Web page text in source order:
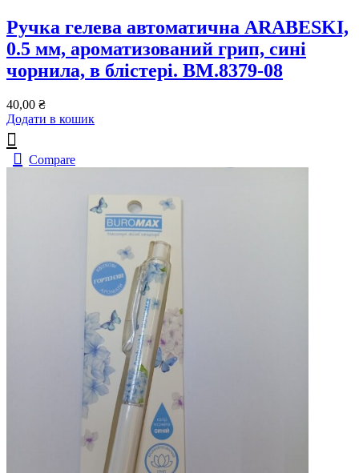
Ручка гелева автоматична ARABESKI,
0.5 мм, ароматизований грип, сині
чорнила, в блістері. BM.8379-08
40,00 ₴
Додати в кошик
Compare